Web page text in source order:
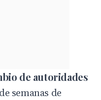
de autoridades
semanas de